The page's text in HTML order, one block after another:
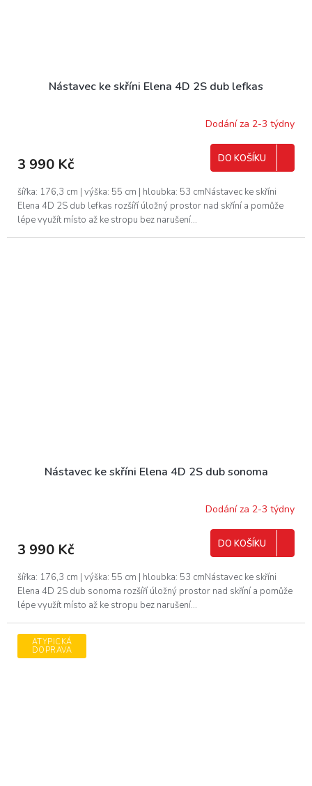
Nástavec ke skříni Elena 4D 2S dub lefkas
Dodání za 2-3 týdny
3 990 Kč DO KOŠÍKU
šířka: 176,3 cm | výška: 55 cm | hloubka: 53 cmNástavec ke skříni
Elena 4D 2S dub lefkas rozšíří úložný prostor nad skříní a pomůže
lépe využít místo až ke stropu bez narušení...
Nástavec ke skříni Elena 4D 2S dub sonoma
Dodání za 2-3 týdny
3 990 Kč DO KOŠÍKU
šířka: 176,3 cm | výška: 55 cm | hloubka: 53 cmNástavec ke skříni
Elena 4D 2S dub sonoma rozšíří úložný prostor nad skříní a pomůže
lépe využít místo až ke stropu bez narušení...
ATYPICKÁ
DOPRAVA